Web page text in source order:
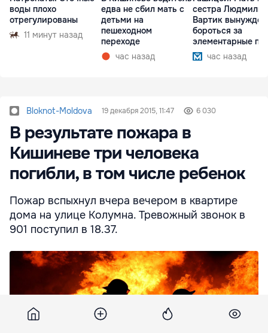
воды плохо
отрегулированы
11 минут назад
едва не сбил мать с
детьми на
пешеходном
переходе
час назад
сестра Людмилы
Вартик
бороться за
элементарные
час назад
Bloknot-Moldova 19 декабря 2015, 11:47 6 030
В результате пожара в
Кишиневе три человека
погибли, в том числе ребенок
Пожар вспыхнул вчера вечером в квартире
дома на улице Колумна. Тревожный звонок в
901 поступил в 18.37.